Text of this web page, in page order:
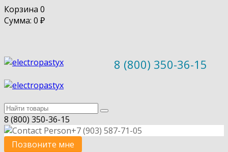
Корзина 0
Сумма: 0 ₽
8 (800) 350-36-15
8 (800) 350-36-15
+7 (903) 587-71-05
Позвоните мне